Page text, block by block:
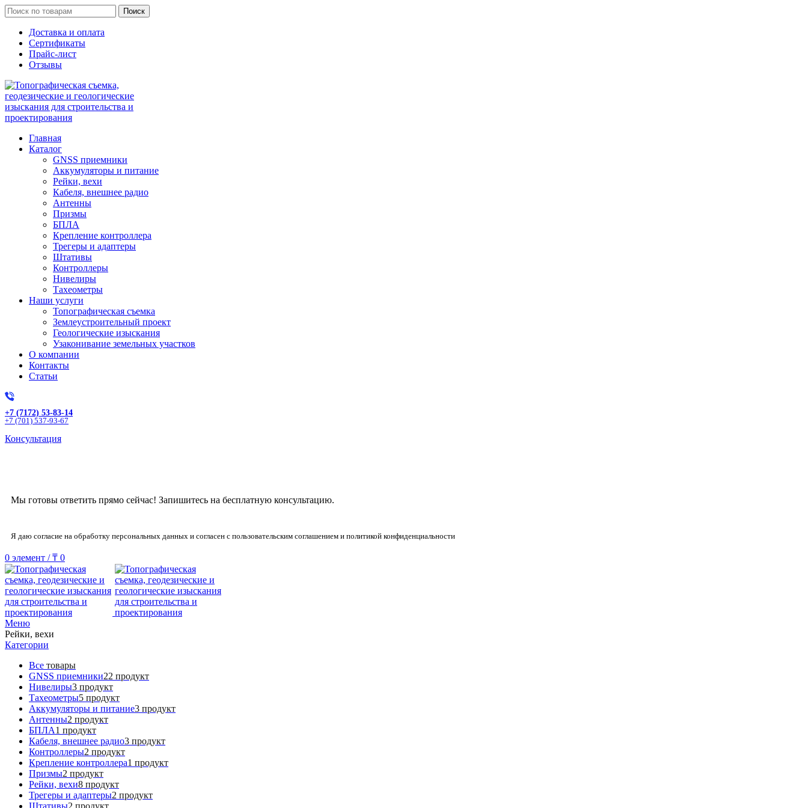
Поиск
Доставка и оплата
Сертификаты
Прайс-лист
Отзывы
Главная
Каталог
GNSS приемники
Аккумуляторы и питание
Рейки, вехи
Кабеля, внешнее радио
Антенны
Призмы
БПЛА
Крепление контроллера
Трегеры и адаптеры
Штативы
Контроллеры
Нивелиры
Тахеометры
Наши услуги
Топографическая съемка
Землеустроительный проект
Геологические изыскания
Узаконивание земельных участков
О компании
Контакты
Статьи
+7 (7172) 53-83-14
+7 (701) 537-93-67
Консультация
Мы готовы ответить прямо сейчас! Запишитесь на бесплатную консультацию.
Я даю согласие на обработку персональных данных и согласен с пользовательским соглашением и политикой конфиденциальности
0 элемент / ₸ 0
Меню
Рейки, вехи
Категории
Все товары
GNSS приемники22 продукт
Нивелиры3 продукт
Тахеометры5 продукт
Аккумуляторы и питание3 продукт
Антенны2 продукт
БПЛА1 продукт
Кабеля, внешнее радио3 продукт
Контроллеры2 продукт
Крепление контроллера1 продукт
Призмы2 продукт
Рейки, вехи8 продукт
Трегеры и адаптеры2 продукт
Штативы2 продукт